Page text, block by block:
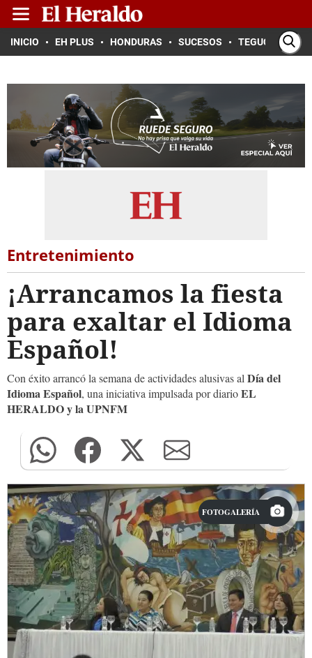
INICIO EH PLUS HONDURAS SUCESOS TEGUCIGALPA
Entretenimiento
¡Arrancamos la fiesta
para exaltar el Idioma
Español!
Con éxito arrancó la semana de actividades alusivas al Día del
Idioma Español, una iniciativa impulsada por diarioEL
HERALDO y la UPNFM
FOTOGALERÍA